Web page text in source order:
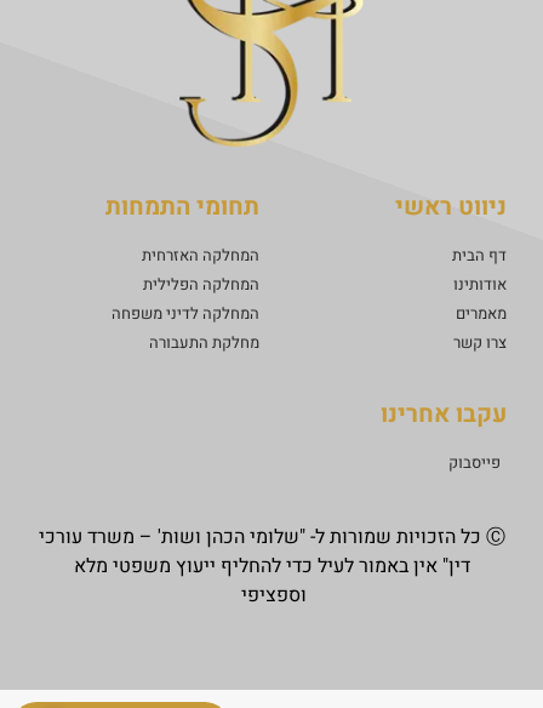
ניווט ראשי
דף הבית
אודותינו
מאמרים
צרו קשר
תחומי התמחות
המחלקה האזרחית
המחלקה הפלילית
המחלקה לדיני משפחה
מחלקת התעבורה
עקבו אחרינו
פייסבוק
Ⓒ כל הזכויות שמורות ל- "שלומי הכהן ושות' – משרד עורכי
דין" אין באמור לעיל כדי להחליף ייעוץ משפטי מלא
וספציפי